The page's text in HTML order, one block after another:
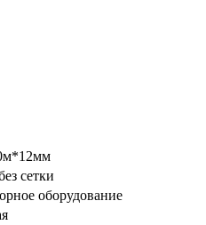
сетки
оборудование